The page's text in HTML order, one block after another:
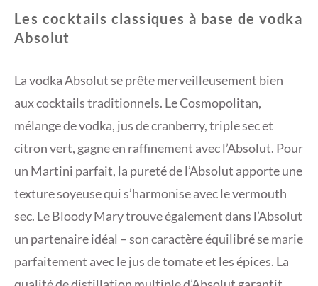
Les cocktails classiques à base de vodka
Absolut
La vodka Absolut se prête merveilleusement bien
aux cocktails traditionnels. Le Cosmopolitan,
mélange de vodka, jus de cranberry, triple sec et
citron vert, gagne en raffinement avec l’Absolut. Pour
un Martini parfait, la pureté de l’Absolut apporte une
texture soyeuse qui s’harmonise avec le vermouth
sec. Le Bloody Mary trouve également dans l’Absolut
un partenaire idéal – son caractère équilibré se marie
parfaitement avec le jus de tomate et les épices. La